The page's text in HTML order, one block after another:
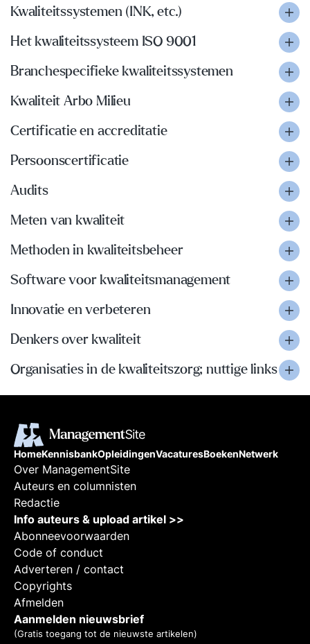
Kwaliteitssystemen (INK, etc.)
Het kwaliteitssysteem ISO 9001
Branchespecifieke kwaliteitssystemen
Kwaliteit Arbo Milieu
Certificatie en accreditatie
Persoonscertificatie
Audits
Meten van kwaliteit
Methoden in kwaliteitsbeheer
Software voor kwaliteitsmanagement
Innovatie en verbeteren
Denkers over kwaliteit
Organisaties in de kwaliteitszorg; nuttige links
HomeKennisbankOpleidingenVacaturesBoekenNetwerk
Over ManagementSite
Auteurs en columnisten
Redactie
Info auteurs & upload artikel >>
Abonneevoorwaarden
Code of conduct
Adverteren / contact
Copyrights
Afmelden
Aanmelden nieuwsbrief
(Gratis toegang tot de nieuwste artikelen)